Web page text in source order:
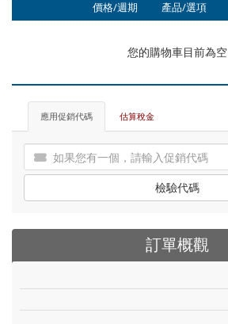
產品/選項
價格/週期
您的購物車目前為空
應用促銷代碼 估算稅金
檢驗代碼
訂單概觀